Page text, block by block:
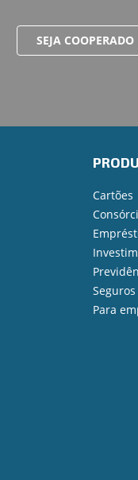
SEJA COOPERADO
Cartões
Seguros
Para